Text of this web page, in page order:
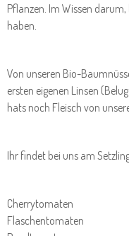
Pflanzen. Im Wissen
haben.
Von unseren Bio-
ersten eigenen Linsen
hats noch Fleisch von
Ihr findet bei uns am
Cherrytomaten
Flaschentomaten